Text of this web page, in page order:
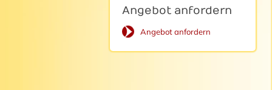
Angebot anfordern
Angebot anfordern